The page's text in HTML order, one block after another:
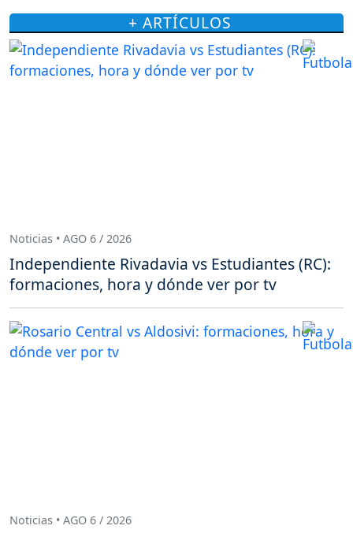
+ ARTÍCULOS
Noticias • AGO 6 / 2026
Independiente Rivadavia vs Estudiantes (RC):
formaciones, hora y dónde ver por tv
Noticias • AGO 6 / 2026